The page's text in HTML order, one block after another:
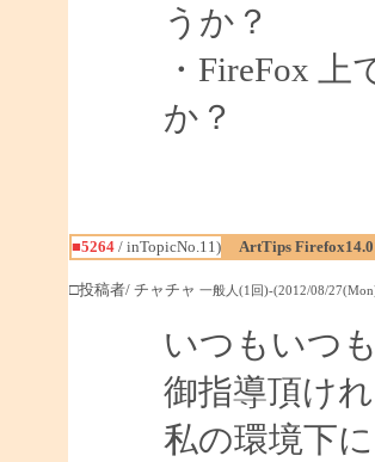
うか？
・FireFox
か？
■5264/ inTopicNo.11) ArtTips
□投稿者/ チャチャ 一般人(1回)-(2012/08/
いつもいつ
御指導頂け
私の環境下